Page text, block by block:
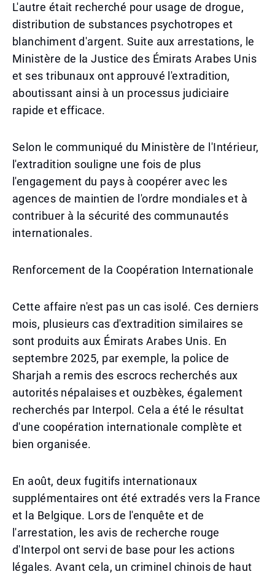
L'autre était recherché pour usage de drogue,
distribution de substances psychotropes et
blanchiment d'argent. Suite aux arrestations, le
Ministère de la Justice des Émirats Arabes Unis
et ses tribunaux ont approuvé l'extradition,
aboutissant ainsi à un processus judiciaire
rapide et efficace.
Selon le communiqué du Ministère de l'Intérieur,
l'extradition souligne une fois de plus
l'engagement du pays à coopérer avec les
agences de maintien de l'ordre mondiales et à
contribuer à la sécurité des communautés
internationales.
Renforcement de la Coopération Internationale
Cette affaire n'est pas un cas isolé. Ces derniers
mois, plusieurs cas d'extradition similaires se
sont produits aux Émirats Arabes Unis. En
septembre 2025, par exemple, la police de
Sharjah a remis des escrocs recherchés aux
autorités népalaises et ouzbèkes, également
recherchés par Interpol. Cela a été le résultat
d'une coopération internationale complète et
bien organisée.
En août, deux fugitifs internationaux
supplémentaires ont été extradés vers la France
et la Belgique. Lors de l'enquête et de
l'arrestation, les avis de recherche rouge
d'Interpol ont servi de base pour les actions
légales. Avant cela, un criminel chinois de haut